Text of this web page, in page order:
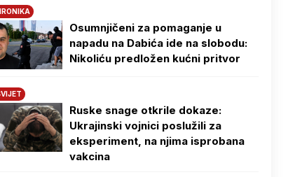
Osumnjičeni za pomaganje u
napadu na Dabića ide na slobodu:
Nikoliću predložen kućni pritvor
Ruske snage otkrile dokaze:
Ukrajinski vojnici poslužili za
eksperiment, na njima isprobana
vakcina